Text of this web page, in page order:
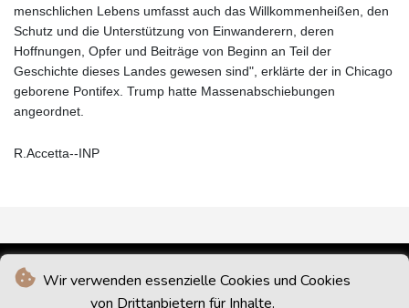
Wir verwenden essenzielle Cookies und Cookies
von Drittanbietern für Inhalte.
menschlichen Lebens umfasst auch das Willkommenheißen, den
Schutz und die Unterstützung von Einwanderern, deren
Hoffnungen, Opfer und Beiträge von Beginn an Teil der
Geschichte dieses Landes gewesen sind", erklärte der in Chicago
geborene Pontifex. Trump hatte Massenabschiebungen
angeordnet.
R.Accetta--INP